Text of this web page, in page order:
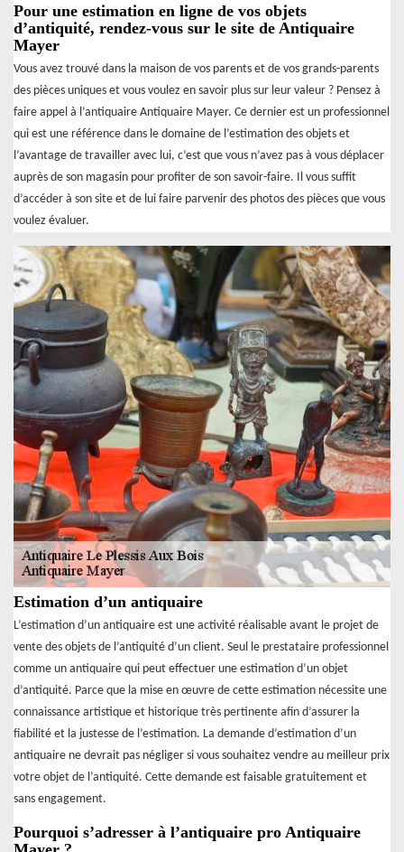
Pour une estimation en ligne de vos objets
d’antiquité, rendez-vous sur le site de Antiquaire
Mayer
Vous avez trouvé dans la maison de vos parents et de vos grands-parents
des pièces uniques et vous voulez en savoir plus sur leur valeur ? Pensez à
faire appel à l’antiquaire Antiquaire Mayer. Ce dernier est un professionnel
qui est une référence dans le domaine de l’estimation des objets et
l’avantage de travailler avec lui, c’est que vous n’avez pas à vous déplacer
auprès de son magasin pour profiter de son savoir-faire. Il vous suffit
d’accéder à son site et de lui faire parvenir des photos des pièces que vous
voulez évaluer.
Estimation d’un antiquaire
L’estimation d’un antiquaire est une activité réalisable avant le projet de
vente des objets de l’antiquité d’un client. Seul le prestataire professionnel
comme un antiquaire qui peut effectuer une estimation d’un objet
d’antiquité. Parce que la mise en œuvre de cette estimation nécessite une
connaissance artistique et historique très pertinente afin d’assurer la
fiabilité et la justesse de l’estimation. La demande d’estimation d’un
antiquaire ne devrait pas négliger si vous souhaitez vendre au meilleur prix
votre objet de l’antiquité. Cette demande est faisable gratuitement et
sans engagement.
Pourquoi s’adresser à l’antiquaire pro Antiquaire